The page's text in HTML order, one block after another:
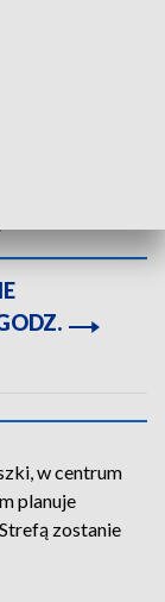
w centrum
planuje
zostanie